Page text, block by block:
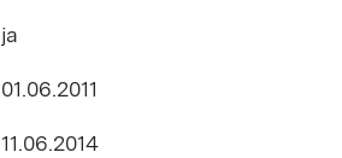
ja
01.06.2011
11.06.2014